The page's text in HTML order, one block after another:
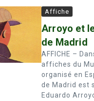
Affiche
Arroyo et
de Madrid
AFFICHE –
affiches du
organisé en
de Madrid est
Eduardo